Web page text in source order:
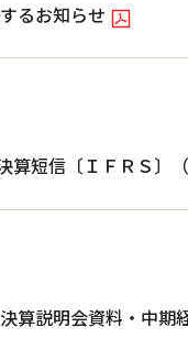
るお知らせ
短信〔ＩＦＲＳ〕（
算説明会資料・中期